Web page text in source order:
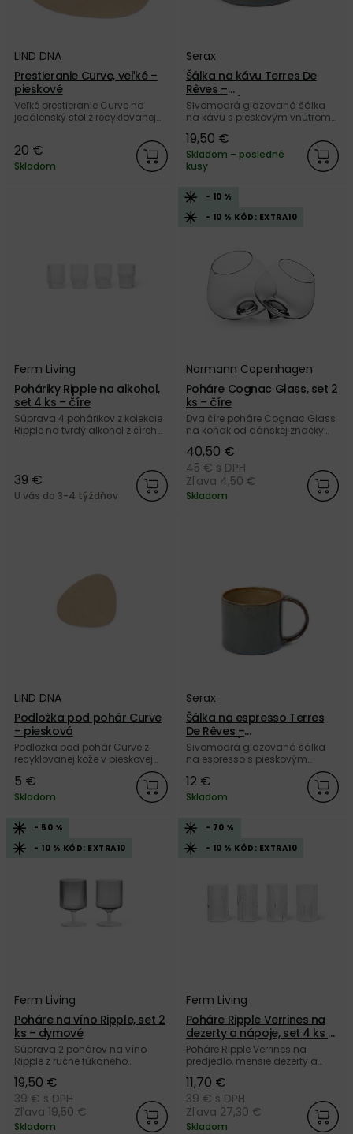
LIND DNA
Prestieranie Curve, veľké –
pieskové
Veľké prestieranie Curve na
jedálenský stôl z recyklovanej
20 €
Skladom
Serax
Šálka na kávu Terres De
Rêves –
piesková/sivomodrá
Sivomodrá glazovaná šálka
na kávu s pieskovým vnútrom
belgickej značky Serax.
19,50 €
Skladom – posledné
kusy
Ferm Living
Poháriky Ripple na alkohol,
set 4 ks – číre
Súprava 4 pohárikov z kolekcie
Ripple na tvrdý alkohol z číreho
39 €
U vás do 3-4 týždňov
- 10 %
- 10 % KÓD: EXTRA10
Normann Copenhagen
Poháre Cognac Glass, set 2
ks – číre
Dva číre poháre Cognac Glass
na koňak od dánskej značky
40,50 €
45 €s DPH
Zľava 4,50 €
Skladom
LIND DNA
Podložka pod pohár Curve
– piesková
Podložka pod pohár Curve z
recyklovanej kože v pieskovej
farbe od dánskej značky LIND
DNA.
5 €
Skladom
Serax
Šálka na espresso Terres
De Rêves –
piesková/sivomodrá
Sivomodrá glazovaná šálka
na espresso s pieskovým
keramiky od belgickej značky
Serax.
12 €
Skladom
- 50 %
- 10 % KÓD: EXTRA10
Ferm Living
Poháre na víno Ripple, set 2
ks – dymové
Súprava 2 pohárov na víno
Ripple z ručne fúkaného
značky Ferm Living.
19,50 €
39 €s DPH
Zľava 19,50 €
Skladom
- 70 %
- 10 % KÓD: EXTRA10
Ferm Living
Poháre Ripple Verrines na
dezerty a nápoje, set 4 ks –
číre
Poháre Ripple Verrines na
predjedlo, menšie dezerty a
skla od dánskej značky Ferm
Living.
11,70 €
39 €s DPH
Zľava 27,30 €
Skladom